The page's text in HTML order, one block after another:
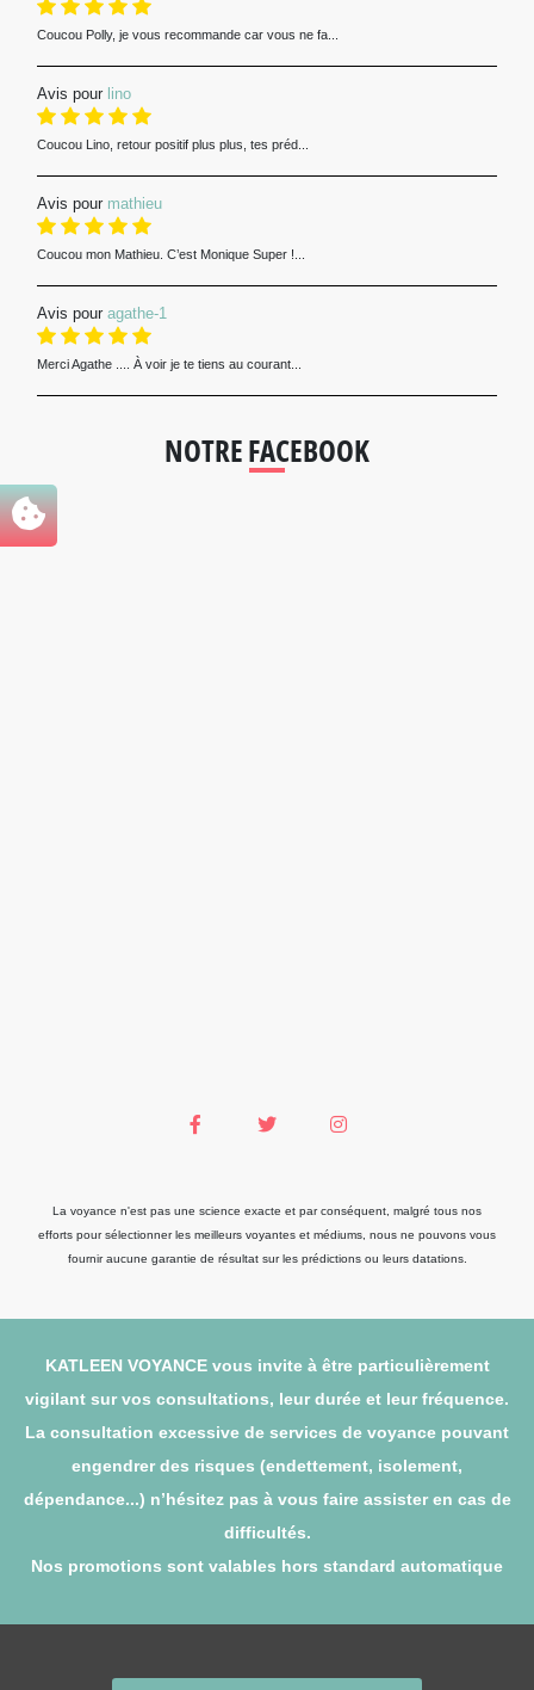
Coucou Polly, je vous recommande car vous ne fa...
Avis pour lino
Coucou Lino, retour positif plus plus, tes préd...
Avis pour mathieu
Coucou mon Mathieu. C’est Monique Super !...
Avis pour agathe-1
Merci Agathe .... À voir je te tiens au courant...
NOTRE FACEBOOK
La voyance n'est pas une science exacte et par conséquent, malgré tous nos
efforts pour sélectionner les meilleurs voyantes et médiums, nous ne pouvons vous
fournir aucune garantie de résultat sur les prédictions ou leurs datations.
KATLEEN VOYANCE vous invite à être particulièrement
vigilant sur vos consultations, leur durée et leur fréquence.
La consultation excessive de services de voyance pouvant
engendrer des risques (endettement, isolement,
dépendance...) n’hésitez pas à vous faire assister en cas de
difficultés.
Nos promotions sont valables hors standard automatique